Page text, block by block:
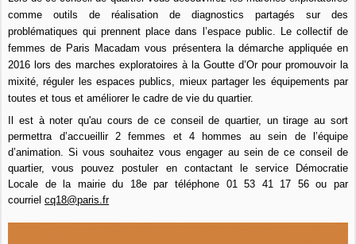
comme outils de réalisation de diagnostics partagés sur des
problématiques qui prennent place dans l’espace public. Le collectif de
femmes de Paris Macadam vous présentera la démarche appliquée en
2016 lors des marches exploratoires à la Goutte d’Or pour promouvoir la
mixité, réguler les espaces publics, mieux partager les équipements par
toutes et tous et améliorer le cadre de vie du quartier.
Il est à noter qu'au cours de ce conseil de quartier, un tirage au sort
permettra d’accueillir 2 femmes et 4 hommes au sein de l’équipe
d’animation. Si vous souhaitez vous engager au sein de ce conseil de
quartier, vous pouvez postuler en contactant le service Démocratie
Locale de la mairie du 18e par téléphone 01 53 41 17 56ou par
courrielcq18@paris.fr